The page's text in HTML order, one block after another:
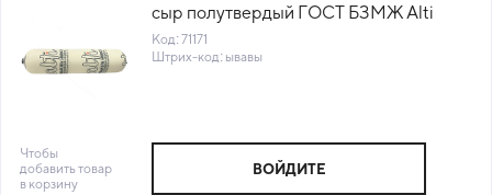
сыр полутвердый ГОСТ БЗМЖ Alti
Россия (КОД 71171) (0°С)
Код: 71171
Штрих-код: ывавы
Чтобы
добавить товар
в корзину
ВОЙДИТЕ